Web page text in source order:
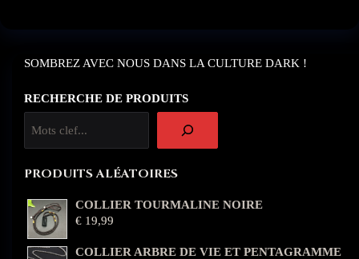
SOMBREZ AVEC NOUS DANS LA CULTURE DARK !
RECHERCHE DE PRODUITS
PRODUITS ALÉATOIRES
COLLIER TOURMALINE NOIRE
€ 19,99
COLLIER ARBRE DE VIE ET PENTAGRAMME